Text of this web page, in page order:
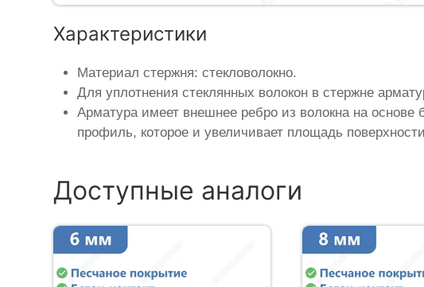
Характеристики
Материал стержня: стекловолокно.
Для уплотнения стеклянных волокон в стержне
Арматура имеет внешнее ребро из волокна на
профиль, которое и увеличивает площадь
Доступные аналоги